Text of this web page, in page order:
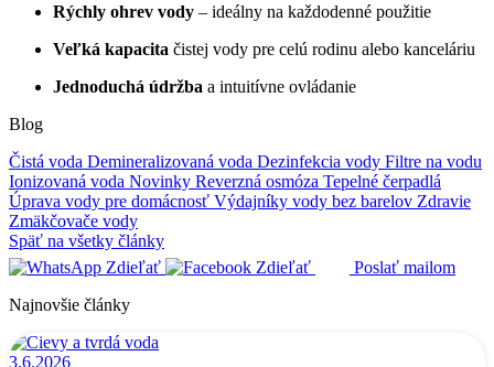
Rýchly ohrev vody – ideálny na každodenné použitie
Veľká kapacita čistej vody pre celú rodinu alebo kanceláriu
Jednoduchá údržba a intuitívne ovládanie
Blog
Čistá voda Demineralizovaná voda Dezinfekcia vody Filtre na vodu
Ionizovaná voda Novinky Reverzná osmóza Tepelné čerpadlá
Úprava vody pre domácnosť Výdajníky vody bez barelov Zdravie
Zmäkčovače vody
Späť na všetky články
Zdieľať
Zdieľať
Poslať mailom
Najnovšie články
3.6.2026